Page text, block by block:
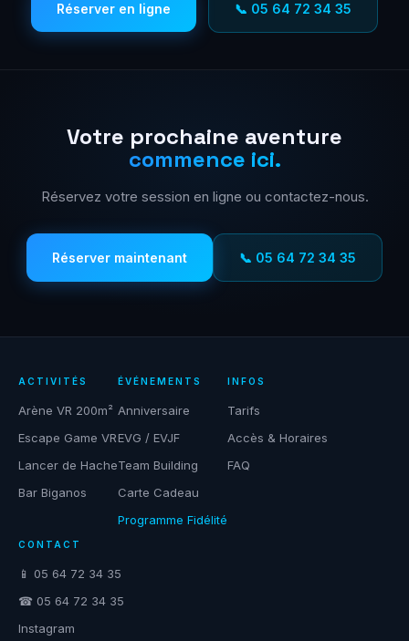
Réserver en ligne 📞 05 64 72 34 35
Votre prochaine aventure
commence ici.
Réservez votre session en ligne ou contactez-nous.
Réserver maintenant 📞 05 64 72 34 35
ACTIVITÉS
Arène VR 200m²
Escape Game VR
Lancer de Hache
Bar Biganos
ÉVÉNEMENTS
Anniversaire
EVG / EVJF
Team Building
Carte Cadeau
Programme Fidélité
INFOS
Tarifs
Accès & Horaires
FAQ
CONTACT
📱 05 64 72 34 35
☎ 05 64 72 34 35
Instagram